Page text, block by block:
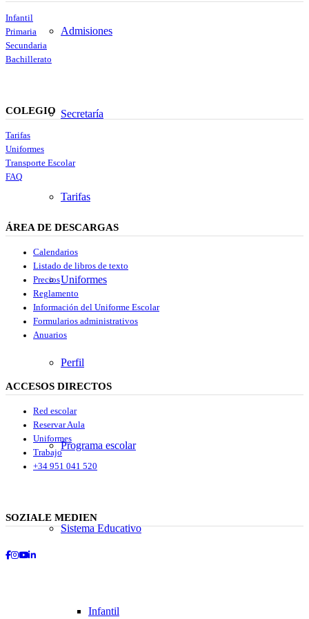
Admisiones
Secretaría
Tarifas
Uniformes
Perfil
Programa escolar
Sistema Educativo
Infantil
Infantil
Primaria
Secundaria
Bachillerato
COLEGIO
Tarifas
Uniformes
Transporte Escolar
FAQ
ÁREA DE DESCARGAS
Calendarios
Listado de libros de texto
Precios
Reglamento
Información del Uniforme Escolar
Formularios administrativos
Anuarios
ACCESOS DIRECTOS
Red escolar
Reservar Aula
Uniformes
Trabajo
+34 951 041 520
SOZIALE MEDIEN